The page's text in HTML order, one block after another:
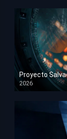
Proyecto
2026
HD 1080p